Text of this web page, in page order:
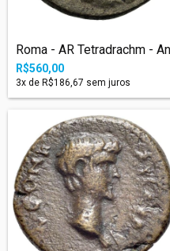
Roma - AR Tetradrachm -
R$560,00
3x de R$186,67 sem juros